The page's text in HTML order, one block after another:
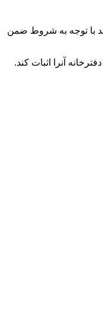
با توجه به شروط ضمن
آنرا اثبات کند.